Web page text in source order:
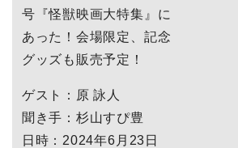
号『怪獣映画大特集』に
あった！会場限定、記念
グッズも販売予定！
ゲスト：原 詠人
聞き手：杉山すぴ豊
日時：2024年6月23日